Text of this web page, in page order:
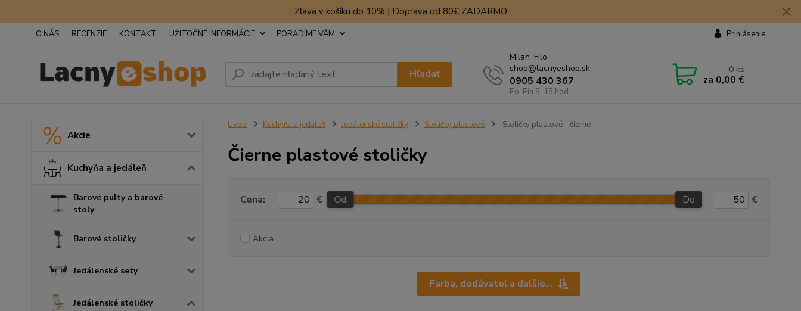
Zľava v košíku do 10% | Doprava od 80€ ZADARMO
O NÁS RECENZIE KONTAKT UŽITOČNÉ INFORMÁCIE PORADÍME VÁM Prihlásenie
Hľadať
Milan_Filo
shop@lacnyeshop.sk
0905 430 367
Po-Pia 8-18 hod.
0 ks
za 0,00 €
Akcie
Kuchyňa a jedáleň
Barové pulty a barové
stoly
Barové stoličky
Jedálenské sety
Jedálenské stoličky
Úvod Kuchyňa a jedáleň Jedálenské stoličky Stoličky plastové Stoličky plastové - čierne
Čierne plastové stoličky
Farba, dodávateľ a ďalšie...
Cena: € Od Do €
Akcia